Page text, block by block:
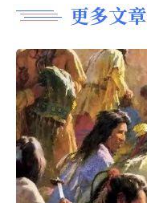
更多文章